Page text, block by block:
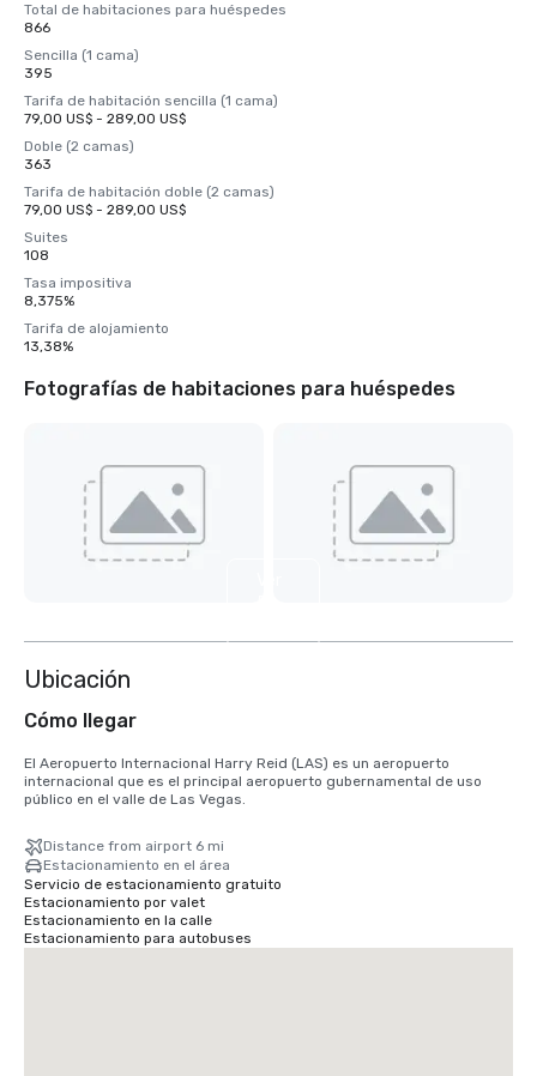
Total de habitaciones para huéspedes
866
Sencilla (1 cama)
395
Tarifa de habitación sencilla (1 cama)
79,00 US$ - 289,00 US$
Doble (2 camas)
363
Tarifa de habitación doble (2 camas)
79,00 US$ - 289,00 US$
Suites
108
Tasa impositiva
8,375%
Tarifa de alojamiento
13,38%
Fotografías de habitaciones para huéspedes
Ubicación
Cómo llegar
El Aeropuerto Internacional Harry Reid (LAS) es un aeropuerto
internacional que es el principal aeropuerto gubernamental de uso
público en el valle de Las Vegas.
Distance from airport 6 mi
Estacionamiento en el área
Servicio de estacionamiento gratuito
Estacionamiento por valet
Estacionamiento en la calle
Estacionamiento para autobuses